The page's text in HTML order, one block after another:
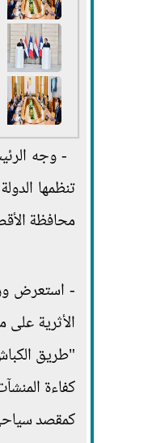
- وجه
تنظمها
محافظة
- استعرض
الأثرية على
"طريق
كفاءة
كمقصد